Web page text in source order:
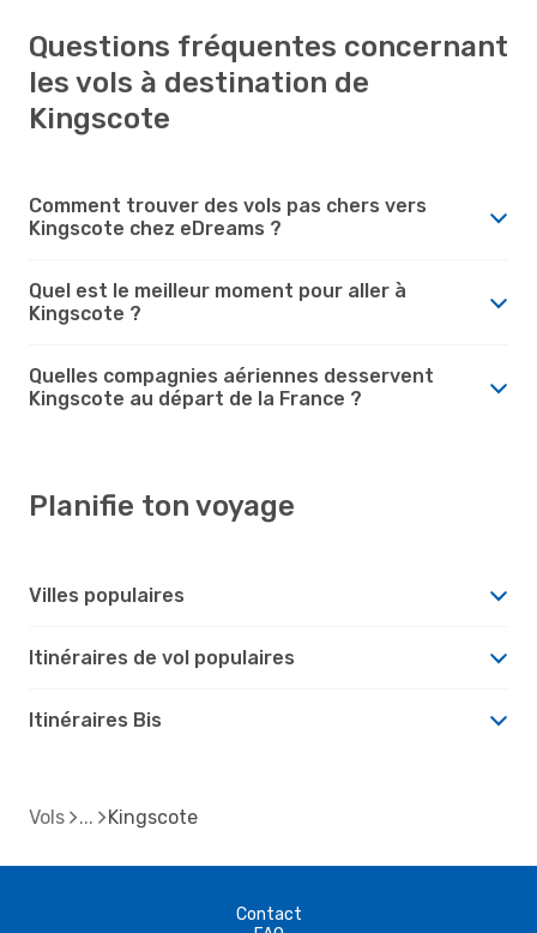
Questions fréquentes concernant
les vols à destination de
Kingscote
Comment trouver des vols pas chers vers
Kingscote chez eDreams ?
Quel est le meilleur moment pour aller à
Kingscote ?
Quelles compagnies aériennes desservent
Kingscote au départ de la France ?
Planifie ton voyage
Villes populaires
Itinéraires de vol populaires
Itinéraires Bis
Vols Kingscote
Contact